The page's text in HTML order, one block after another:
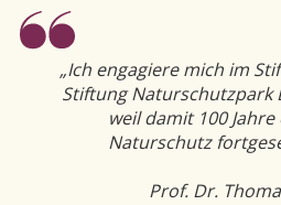
„Ich engagiere mich im
Stiftung Naturschutzpark
weil damit 100
Naturschutz
Prof. Dr.